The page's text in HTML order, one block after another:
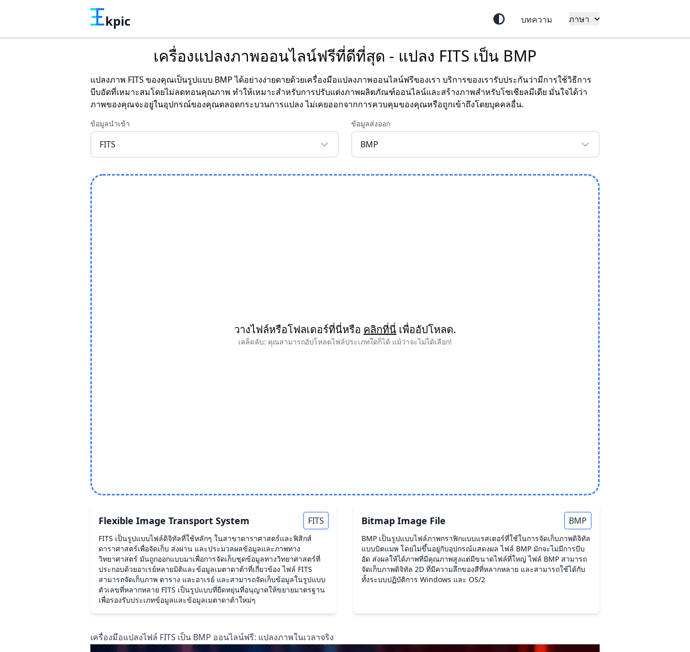
kpic บทความ ภาษา
เครื่องแปลงภาพออนไลน์ฟรีที่ดีที่สุด - แปลง FITS เป็น BMP
แปลงภาพ FITS ของคุณเป็นรูปแบบ BMP ได้อย่างง่ายดายด้วยเครื่องมือแปลงภาพออนไลน์ฟรีของเรา บริการของเรารับประกันว่ามีการใช้วิธีการ
บีบอัดที่เหมาะสมโดยไม่ลดทอนคุณภาพ ทำให้เหมาะสำหรับการปรับแต่งภาพผลิตภัณฑ์ออนไลน์และสร้างภาพสำหรับโซเชียลมีเดีย มั่นใจได้ว่า
ภาพของคุณจะอยู่ในอุปกรณ์ของคุณตลอดกระบวนการแปลง ไม่เคยออกจากการควบคุมของคุณหรือถูกเข้าถึงโดยบุคคลอื่น.
ข้อมูลนำเข้า
FITS
ข้อมูลส่งออก
BMP
วางไฟล์หรือโฟลเดอร์ที่นี่หรือ คลิกที่นี่ เพื่ออัปโหลด.
เคล็ดลับ: คุณสามารถอัปโหลดไฟล์ประเภทใดก็ได้ แม้ว่าจะไม่ได้เลือก!
Flexible Image Transport System FITS
FITS เป็นรูปแบบไฟล์ดิจิทัลที่ใช้หลักๆ ในสาขาดาราศาสตร์และฟิสิกส์
ดาราศาสตร์เพื่อจัดเก็บ ส่งผ่าน และประมวลผลข้อมูลและภาพทาง
วิทยาศาสตร์ มันถูกออกแบบมาเพื่อการจัดเก็บชุดข้อมูลทางวิทยาศาสตร์ที่
ประกอบด้วยอาเรย์หลายมิติและข้อมูลเมตาดาต้าที่เกี่ยวข้อง ไฟล์ FITS
สามารถจัดเก็บภาพ ตาราง และอาเรย์ และสามารถจัดเก็บข้อมูลในรูปแบบ
ตัวเลขที่หลากหลาย FITS เป็นรูปแบบที่ยืดหยุ่นที่อนุญาตให้ขยายมาตรฐาน
เพื่อรองรับประเภทข้อมูลและข้อมูลเมตาดาต้าใหม่ๆ
Bitmap Image File BMP
BMP เป็นรูปแบบไฟล์ภาพกราฟิกแบบแรสเตอร์ที่ใช้ในการจัดเก็บภาพดิจิทัล
แบบบิตแมพ โดยไม่ขึ้นอยู่กับอุปกรณ์แสดงผล ไฟล์ BMP มักจะไม่มีการบีบ
อัด ส่งผลให้ได้ภาพที่มีคุณภาพสูงแต่มีขนาดไฟล์ที่ใหญ่ ไฟล์ BMP สามารถ
จัดเก็บภาพดิจิทัล 2D ที่มีความลึกของสีที่หลากหลาย และสามารถใช้ได้กับ
ทั้งระบบปฏิบัติการ Windows และ OS/2
เครื่องมือแปลงไฟล์ FITS เป็น BMP ออนไลน์ฟรี: แปลงภาพในเวลาจริง